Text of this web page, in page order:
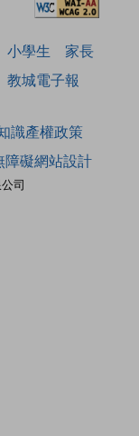
小學生
家長
教城電子報
司
識產權政策
障礙網站設計